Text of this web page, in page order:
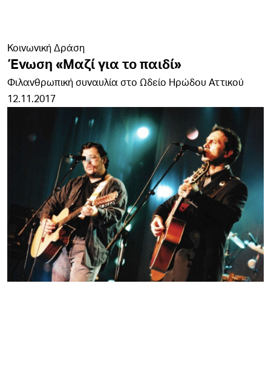
Κοινωνική Δράση
Ένωση «Μαζί για το παιδί»
Φιλανθρωπική συναυλία στο Ωδείο Ηρώδου Αττικού
12.11.2017